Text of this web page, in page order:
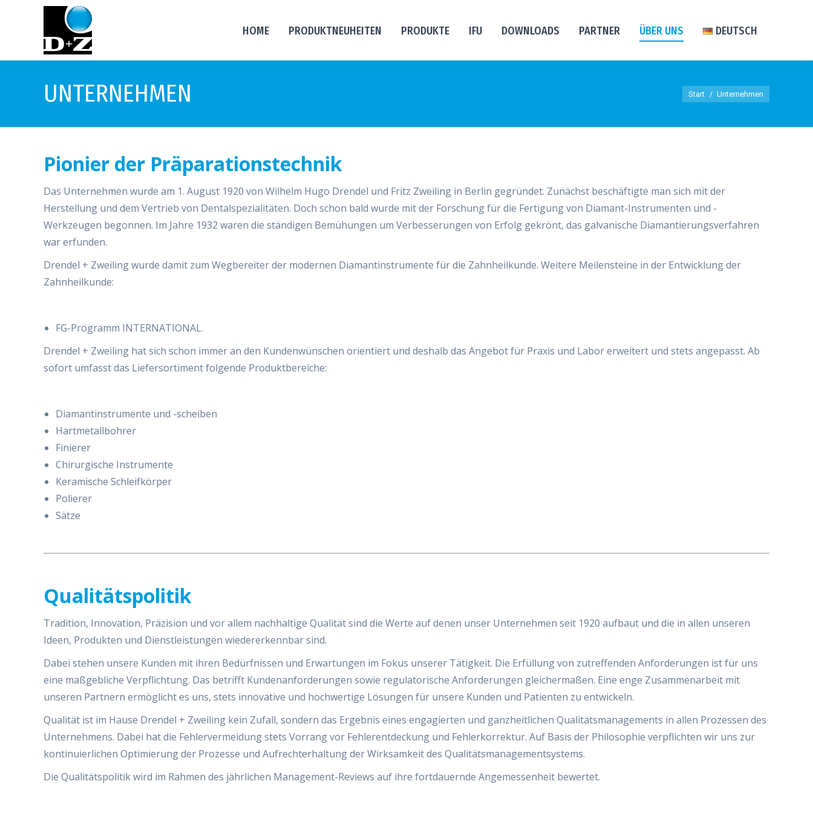
HOME PRODUKTNEUHEITEN PRODUKTE IFU DOWNLOADS PARTNER ÜBER UNS DEUTSCH
UNTERNEHMEN Sie befinden sich hier:
Start Unternehmen
Pionier der Präparationstechnik
Das Unternehmen wurde am 1. August 1920 von Wilhelm Hugo Drendel und Fritz Zweiling in Berlin gegründet. Zunächst beschäftigte man sich mit der
Herstellung und dem Vertrieb von Dentalspezialitäten. Doch schon bald wurde mit der Forschung für die Fertigung von Diamant-Instrumenten und -
Werkzeugen begonnen. Im Jahre 1932 waren die ständigen Bemühungen um Verbesserungen von Erfolg gekrönt, das galvanische Diamantierungsverfahren
war erfunden.
Drendel + Zweiling wurde damit zum Wegbereiter der modernen Diamantinstrumente für die Zahnheilkunde. Weitere Meilensteine in der Entwicklung der
Zahnheilkunde:
FG-Programm INTERNATIONAL.
Drendel + Zweiling hat sich schon immer an den Kundenwünschen orientiert und deshalb das Angebot für Praxis und Labor erweitert und stets angepasst. Ab
sofort umfasst das Liefersortiment folgende Produktbereiche:
Diamantinstrumente und -scheiben
Hartmetallbohrer
Finierer
Chirurgische Instrumente
Keramische Schleifkörper
Polierer
Sätze
Qualitätspolitik
Tradition, Innovation, Präzision und vor allem nachhaltige Qualität sind die Werte auf denen unser Unternehmen seit 1920 aufbaut und die in allen unseren
Ideen, Produkten und Dienstleistungen wiedererkennbar sind.
Dabei stehen unsere Kunden mit ihren Bedürfnissen und Erwartungen im Fokus unserer Tätigkeit. Die Erfüllung von zutreffenden Anforderungen ist für uns
eine maßgebliche Verpflichtung. Das betrifft Kundenanforderungen sowie regulatorische Anforderungen gleichermaßen. Eine enge Zusammenarbeit mit
unseren Partnern ermöglicht es uns, stets innovative und hochwertige Lösungen für unsere Kunden und Patienten zu entwickeln.
Qualität ist im Hause Drendel + Zweiling kein Zufall, sondern das Ergebnis eines engagierten und ganzheitlichen Qualitätsmanagements in allen Prozessen des
Unternehmens. Dabei hat die Fehlervermeidung stets Vorrang vor Fehlerentdeckung und Fehlerkorrektur. Auf Basis der Philosophie verpflichten wir uns zur
kontinuierlichen Optimierung der Prozesse und Aufrechterhaltung der Wirksamkeit des Qualitätsmanagementsystems.
Die Qualitätspolitik wird im Rahmen des jährlichen Management-Reviews auf ihre fortdauernde Angemessenheit bewertet.